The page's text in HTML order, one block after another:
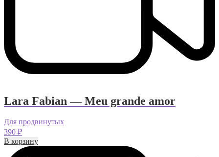
Lara Fabian — Meu grande amor
Для продвинутых
390 ₽
В корзину